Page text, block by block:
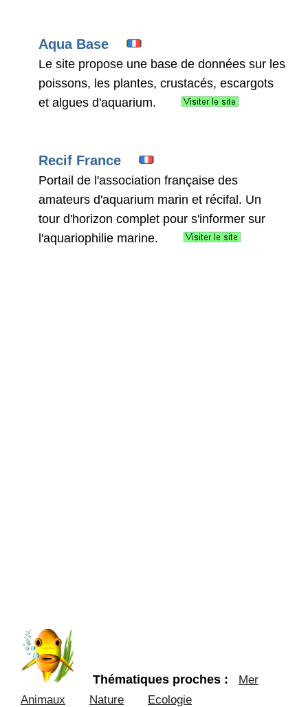
Aqua Base
Le site propose une base de données sur les
poissons, les plantes, crustacés, escargots
et algues d'aquarium.
Recif France
Portail de l'association française des
amateurs d'aquarium marin et récifal. Un
tour d'horizon complet pour s'informer sur
l'aquariophilie marine.
Thématiques proches :
Mer
Animaux
Nature Ecologie